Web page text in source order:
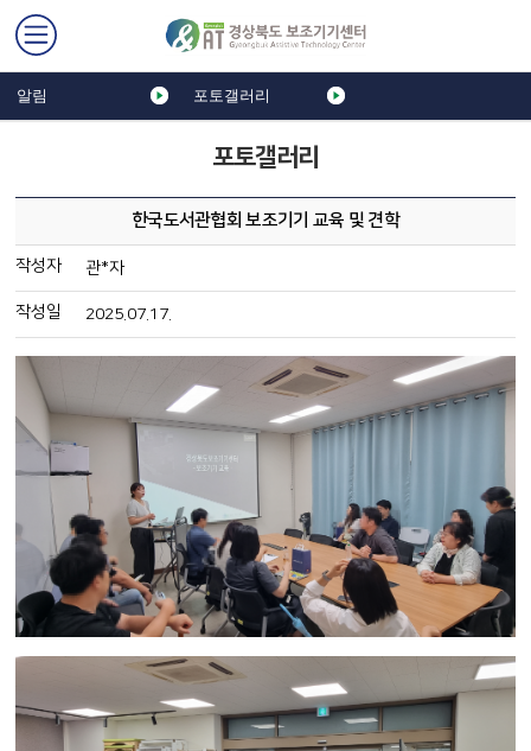
포토갤러리
알림 포토갤러리
한국도서관협회 보조기기 교육 및 견학
작성자 관*자
작성일 2025.07.17.